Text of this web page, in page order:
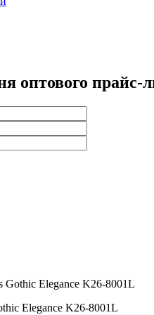
оптового прайс-
Gothic Elegance K26-8001L